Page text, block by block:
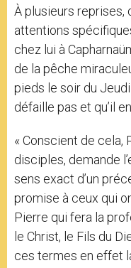
À plusieurs reprises,
attentions
chez lui à
de la pêche
pieds le soir du
défaille pas et qu’il
« Conscient de cela,
disciples, demande
sens exact d’un
promise à ceux qui
Pierre qui fera la
le Christ, le Fils du
ces termes en effet